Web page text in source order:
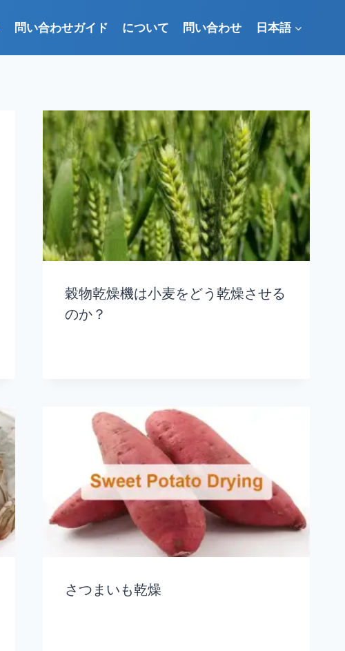
問い合わせガイド について 問い合わせ 日本語
穀物乾燥機は小麦をどう乾燥させる
のか？
さつまいも乾燥